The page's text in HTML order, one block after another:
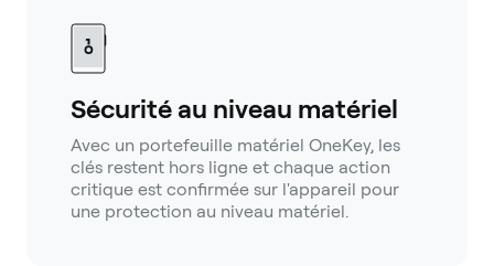
Sécurité au niveau matériel
Avec un portefeuille matériel OneKey, les
clés restent hors ligne et chaque action
critique est confirmée sur l'appareil pour
une protection au niveau matériel.